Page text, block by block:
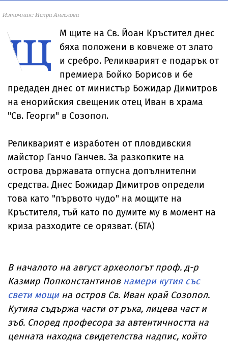
Източник: Искра Ангелова
М
щ
щите на Св. Йоан Кръстител днес
бяха положени в ковчеже от злато
и сребро. Реликварият е подарък от
премиера Бойко Борисов и бе
предаден днес от министър Божидар Димитров
на енорийския свещеник отец Иван в храма
"Св. Георги" в Созопол.
Реликварият е изработен от пловдивския
майстор Ганчо Ганчев. За разкопките на
острова държавата отпусна допълнителни
средства. Днес Божидар Димитров определи
това като "първото чудо" на мощите на
Кръстителя, тъй като по думите му в момент на
криза разходите се орязват. (БТА)
В началото на август археологът проф. д-р
Казмир Попконстантинов намери кутия със
свети мощина остров Св. Иван край Созопол.
Кутияа съдържа части от ръка, лицева част и
зъб. Според професора за автентичността на
ценната находка свидетелства надпис, който